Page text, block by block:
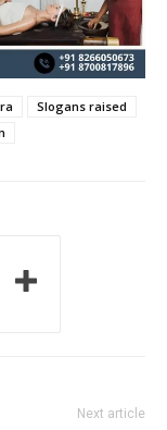
Slogans raised
Next article